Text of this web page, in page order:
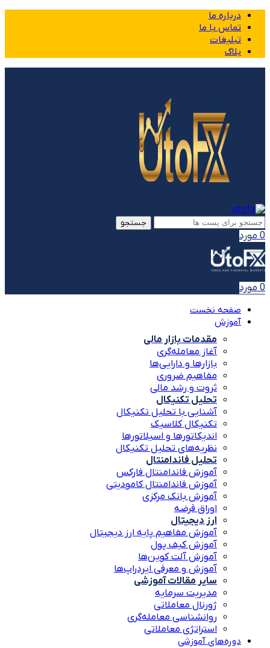
درباره ما
تماس با ما
تبلیغات
بلاگ
جستجو
0 مورد
0 مورد
صفحه نخست
آموزش
مقدمات بازار مالی
آغاز معامله‌گری
بازارها و دارایی‌ها
مفاهیم ضروری
ثروت و رشد مالی
تحلیل تکنیکال
آشنایی با تحلیل تکنیکال
تکنیکال کلاسیک
اندیکاتورها و اسیلاتورها
نظریه‌های تحلیل تکنیکال
تحلیل فاندامنتال
آموزش فاندامنتال فارکس
آموزش فاندامنتال کامودیتی
آموزش بانک مرکزی
اوراق قرضه
ارز دیجیتال
آموزش مفاهیم پایه ارز دیجیتال
آموزش کیف پول
آموزش آلت کوین‌ها
آموزش و معرفی ایردراپ‌ها
سایر مقالات آموزشی
مدیریت سرمایه
ژورنال معاملاتی
روانشناسی معامله‌گری
استراتژی معاملاتی
دوره‌های آموزشی